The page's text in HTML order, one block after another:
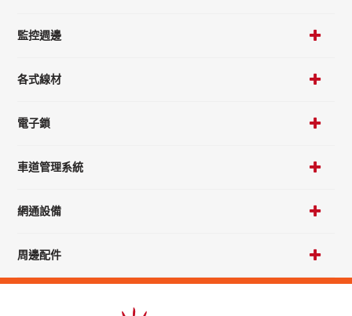
監控週邊
各式線材
電子鎖
車道管理系統
網通設備
周邊配件